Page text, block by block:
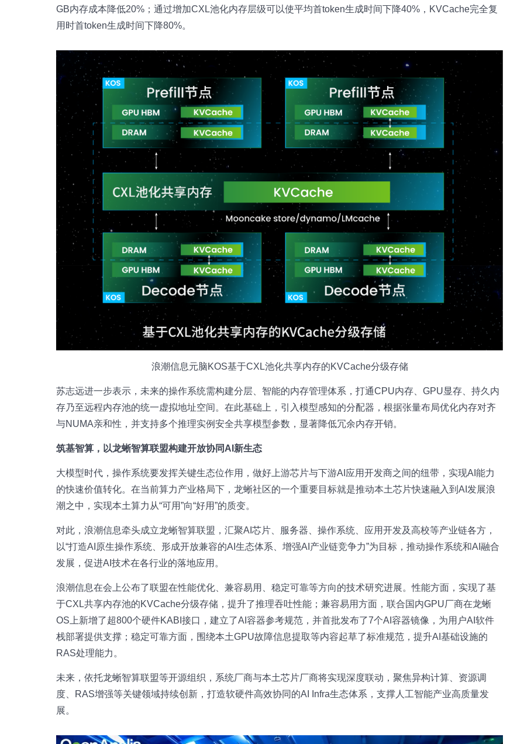
GB内存成本降低20%；通过增加CXL池化内存层级可以使平均首token生成时间下降40%，KVCache完全复
用时首token生成时间下降80%。
浪潮信息元脑KOS基于CXL池化共享内存的KVCache分级存储
苏志远进一步表示，未来的操作系统需构建分层、智能的内存管理体系，打通CPU内存、GPU显存、持久内
存乃至远程内存池的统一虚拟地址空间。在此基础上，引入模型感知的分配器，根据张量布局优化内存对齐
与NUMA亲和性，并支持多个推理实例安全共享模型参数，显著降低冗余内存开销。
筑基智算，以龙蜥智算联盟构建开放协同AI新生态
大模型时代，操作系统要发挥关键生态位作用，做好上游芯片与下游AI应用开发商之间的纽带，实现AI能力
的快速价值转化。在当前算力产业格局下，龙蜥社区的一个重要目标就是推动本土芯片快速融入到AI发展浪
潮之中，实现本土算力从“可用”向“好用”的质变。
对此，浪潮信息牵头成立龙蜥智算联盟，汇聚AI芯片、服务器、操作系统、应用开发及高校等产业链各方，
以“打造AI原生操作系统、形成开放兼容的AI生态体系、增强AI产业链竞争力”为目标，推动操作系统和AI融合
发展，促进AI技术在各行业的落地应用。
浪潮信息在会上公布了联盟在性能优化、兼容易用、稳定可靠等方向的技术研究进展。性能方面，实现了基
于CXL共享内存池的KVCache分级存储，提升了推理吞吐性能；兼容易用方面，联合国内GPU厂商在龙蜥
OS上新增了超800个硬件KABI接口，建立了AI容器参考规范，并首批发布了7个AI容器镜像，为用户AI软件
栈部署提供支撑；稳定可靠方面，围绕本土GPU故障信息提取等内容起草了标准规范，提升AI基础设施的
RAS处理能力。
未来，依托龙蜥智算联盟等开源组织，系统厂商与本土芯片厂商将实现深度联动，聚焦异构计算、资源调
度、RAS增强等关键领域持续创新，打造软硬件高效协同的AI Infra生态体系，支撑人工智能产业高质量发
展。